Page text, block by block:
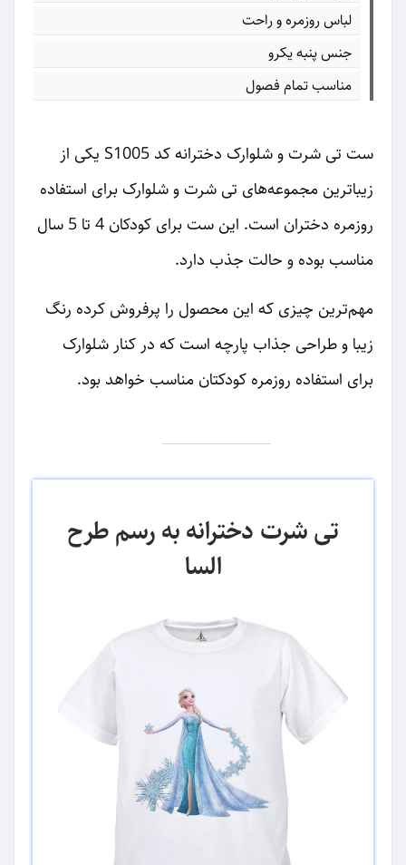
لباس روزمره و راحت
جنس پنبه یکرو
مناسب تمام فصول
ست تی شرت و شلوارک دخترانه کد S1005 یکی از
زیباترین مجموعه‌های تی شرت و شلوارک برای استفاده
روزمره دختران است. این ست برای کودکان 4 تا 5 سال
مناسب بوده و حالت جذب دارد.
مهم‌ترین چیزی که این محصول را پرفروش کرده رنگ
زیبا و طراحی جذاب پارچه است که در کنار شلوارک
برای استفاده روزمره کودکتان مناسب خواهد بود.
تی شرت دخترانه به رسم طرح
السا